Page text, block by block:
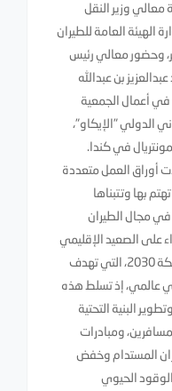
معالي وزير النقل
الهيئة العامة للطيران
وحضور معالي رئيس
بن عبدالله
في أعمال الجمعية
المدني الدولي "الإيكاو"،
أوراق العمل متعددة
بها وتتبناها
في مجال الطيران
على الصعيد الإقليمي
أو الدولي، وذلك في إطار رؤية المملكة 2030، التي تهدف
عالمي، إذ تسلط هذه
البنية التحتية
ومبادرات
المستدام وخفض
الوقود الحيوي